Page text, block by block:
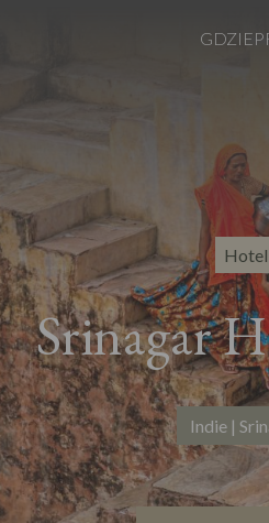
GDZIE
Hotel
Srinagar
Indie |